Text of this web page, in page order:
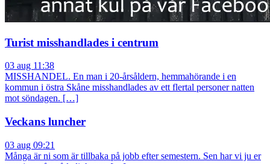
Turist misshandlades i centrum
03 aug 11:38
MISSHANDEL. En man i 20-årsåldern, hemmahörande i en
kommun i östra Skåne misshandlades av ett flertal personer natten
mot söndagen. […]
Veckans luncher
03 aug 09:21
Många är ni som är tillbaka på jobb efter semestern. Sen har vi ju er